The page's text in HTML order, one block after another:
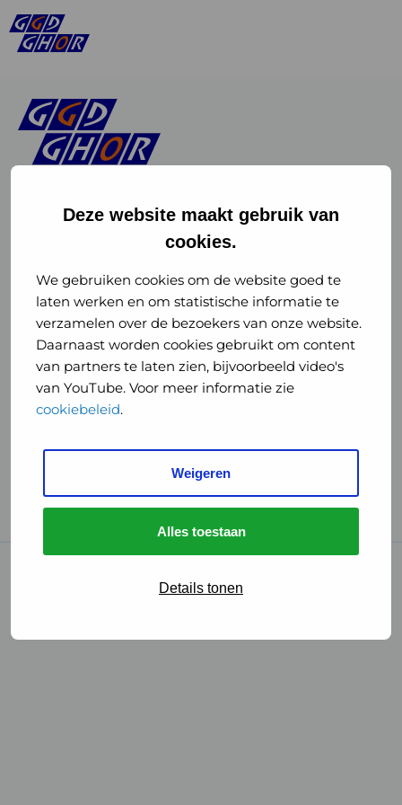
Deze website maakt gebruik van
cookies.
We gebruiken cookies om de website goed te
laten werken en om statistische informatie te
verzamelen over de bezoekers van onze website.
Daarnaast worden cookies gebruikt om content
van partners te laten zien, bijvoorbeeld video's
van YouTube. Voor meer informatie zie
cookiebeleid.
Weigeren
Alles toestaan
Details tonen
of
GGD
GHOR
Nederland
Instagram
of
GGD
GHOR
Nederland
GGD Reizen op social media
GGD Reizen
GGD Reisvaccinaties